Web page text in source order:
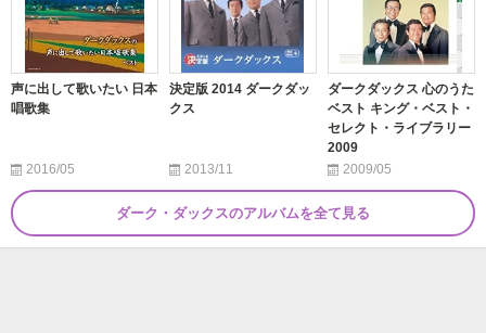
声に出して歌いたい 日本
唱歌集
2016/05
決定版 2014 ダークダッ
クス
2013/11
ダークダックス 心のうた
ベスト キング・ベスト・
セレクト・ライブラリー
2009
2009/05
ダーク・ダックスのアルバムを全て見る